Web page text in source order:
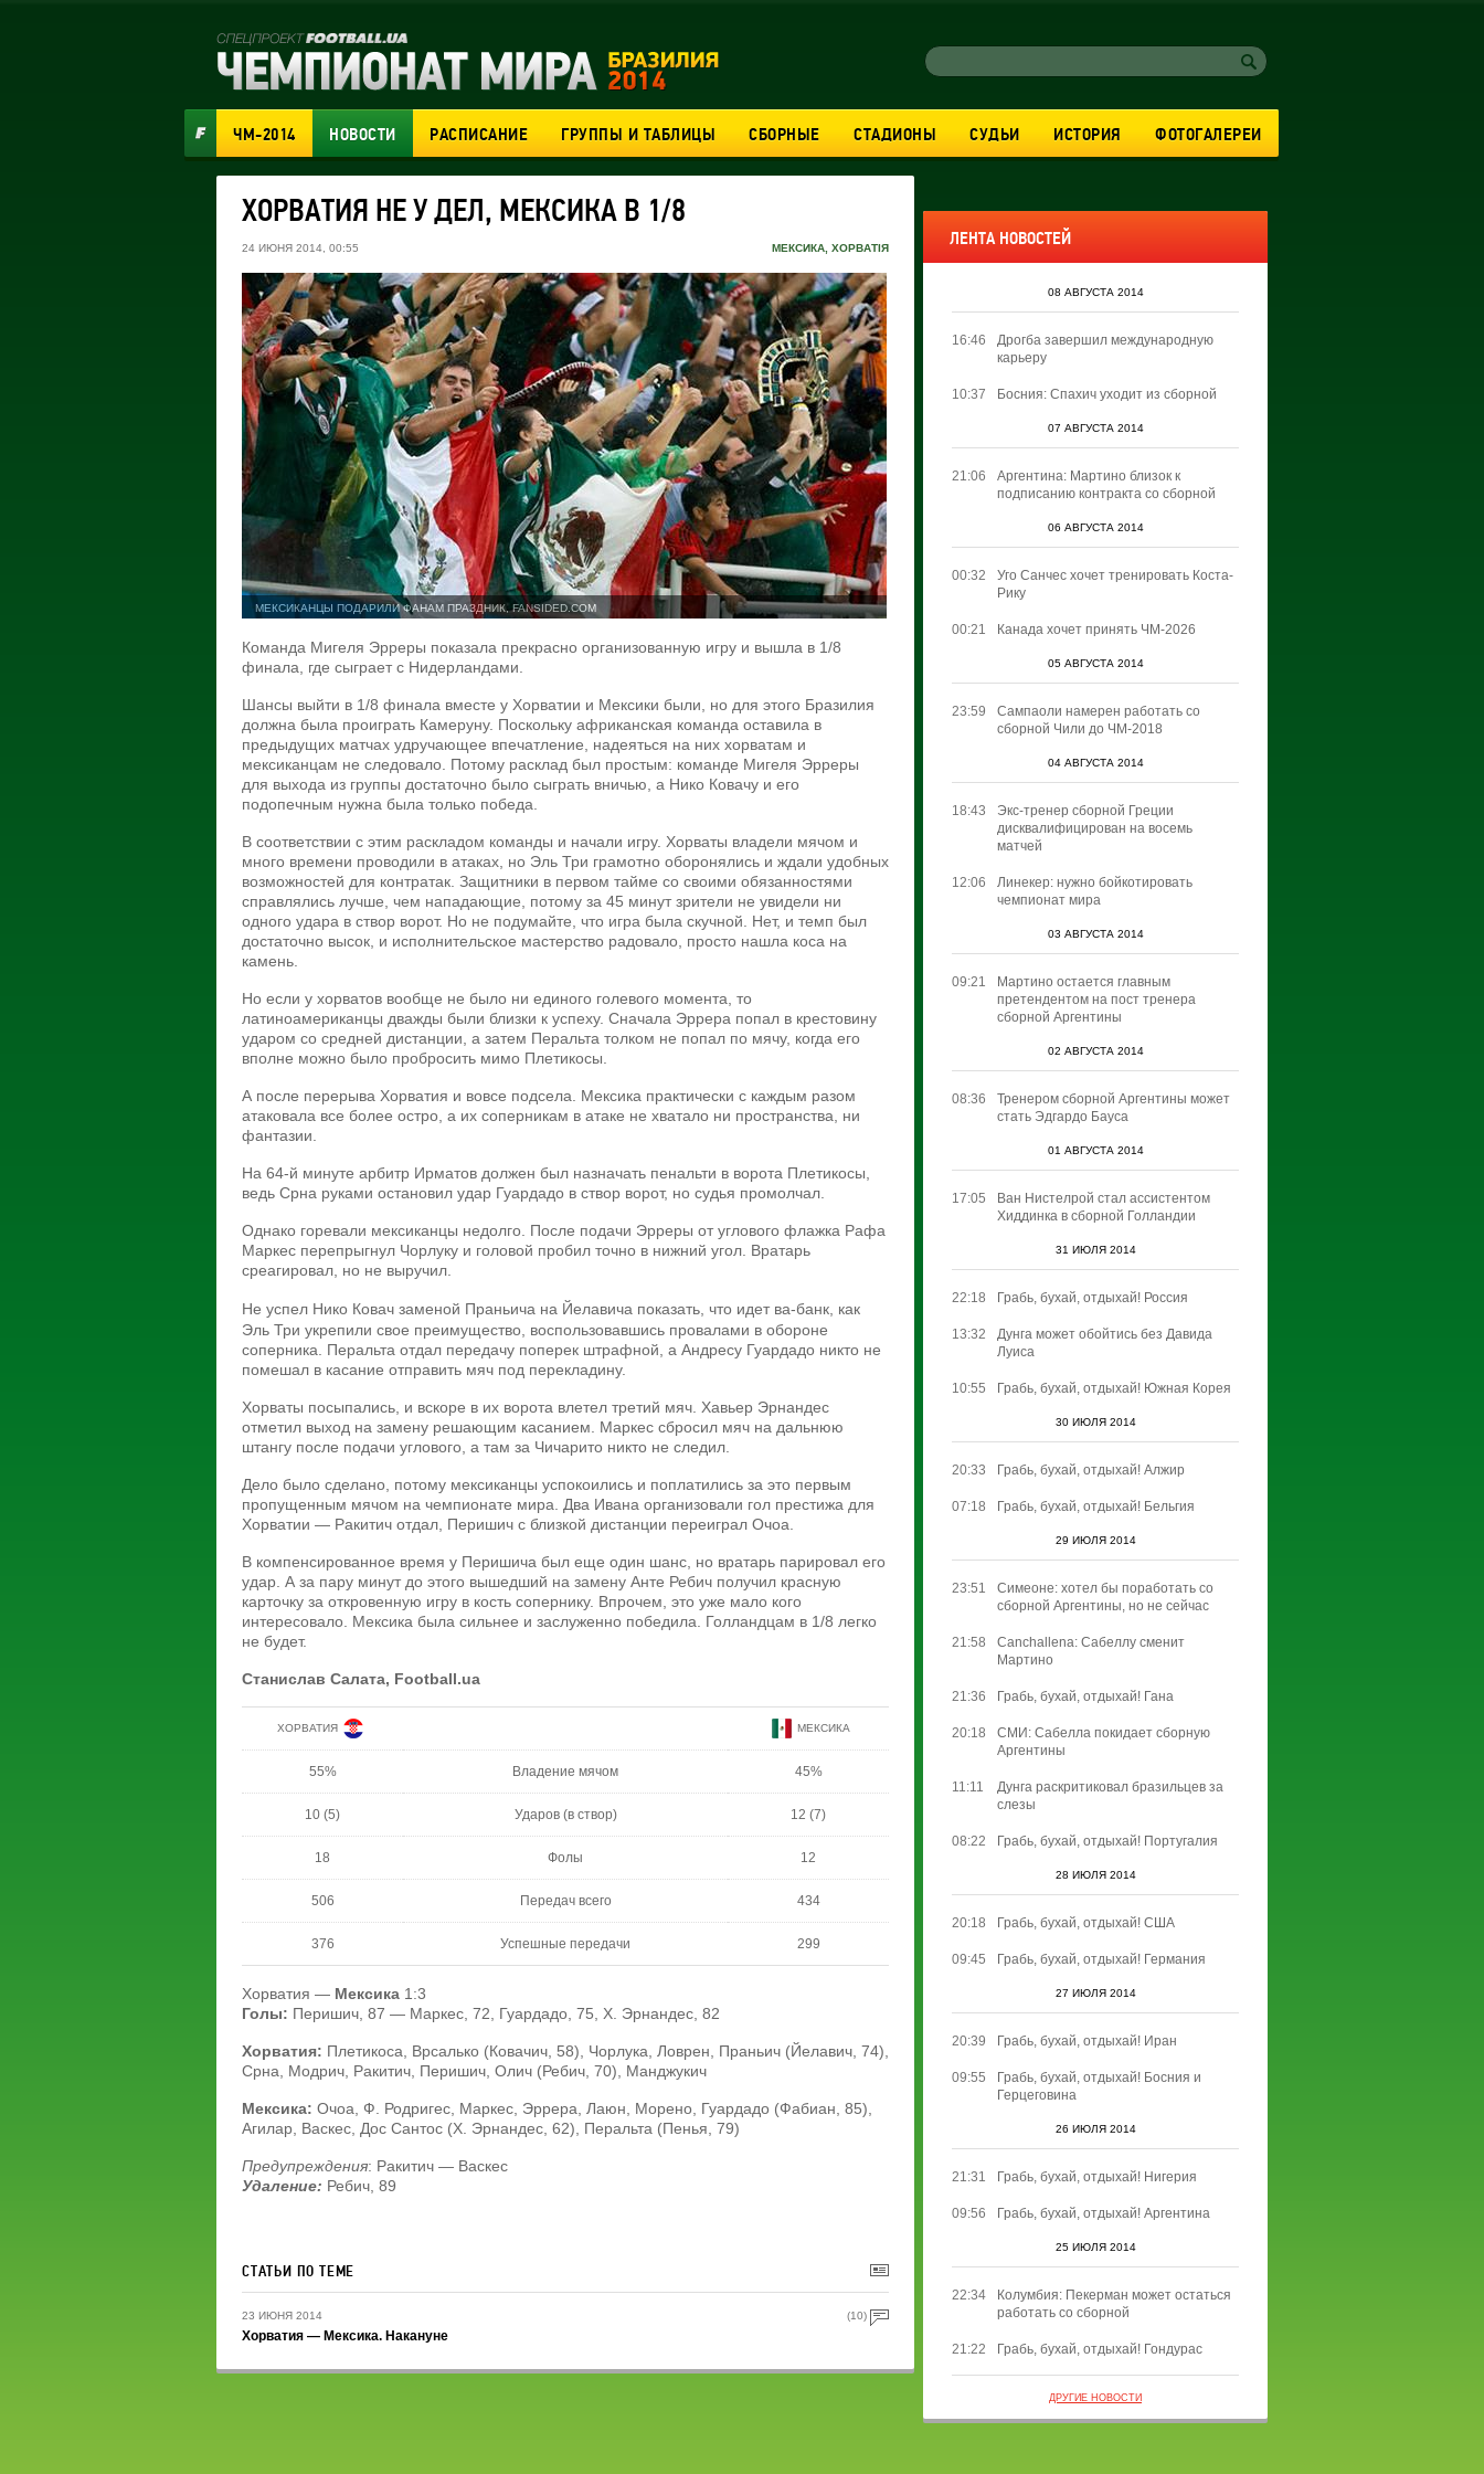
ЧМ-2014 НОВОСТИ РАСПИСАНИЕ ГРУППЫ И ТАБЛИЦЫ СБОРНЫЕ СТАДИОНЫ СУДЬИ ИСТОРИЯ ФОТОГАЛЕРЕИ
ХОРВАТИЯ НЕ У ДЕЛ, МЕКСИКА В 1/8
24 ИЮНЯ 2014, 00:55 МЕКСИКА ХОРВАТІЯ
МЕКСИКАНЦЫ ПОДАРИЛИ ФАНАМ ПРАЗДНИК, FANSIDED.COM
Команда Мигеля Эрреры показала прекрасно организованную игру и вышла в 1/8
финала, где сыграет с Нидерландами.
Шансы выйти в 1/8 финала вместе у Хорватии и Мексики были, но для этого Бразилия
должна была проиграть Камеруну. Поскольку африканская команда оставила в
предыдущих матчах удручающее впечатление, надеяться на них хорватам и
мексиканцам не следовало. Потому расклад был простым: команде Мигеля Эрреры
для выхода из группы достаточно было сыграть вничью, а Нико Ковачу и его
подопечным нужна была только победа.
В соответствии с этим раскладом команды и начали игру. Хорваты владели мячом и
много времени проводили в атаках, но Эль Три грамотно оборонялись и ждали удобных
возможностей для контратак. Защитники в первом тайме со своими обязанностями
справлялись лучше, чем нападающие, потому за 45 минут зрители не увидели ни
одного удара в створ ворот. Но не подумайте, что игра была скучной. Нет, и темп был
достаточно высок, и исполнительское мастерство радовало, просто нашла коса на
камень.
Но если у хорватов вообще не было ни единого голевого момента, то
латиноамериканцы дважды были близки к успеху. Сначала Эррера попал в крестовину
ударом со средней дистанции, а затем Перальта толком не попал по мячу, когда его
вполне можно было пробросить мимо Плетикосы.
А после перерыва Хорватия и вовсе подсела. Мексика практически с каждым разом
атаковала все более остро, а их соперникам в атаке не хватало ни пространства, ни
фантазии.
На 64-й минуте арбитр Ирматов должен был назначать пенальти в ворота Плетикосы,
ведь Срна руками остановил удар Гуардадо в створ ворот, но судья промолчал.
Однако горевали мексиканцы недолго. После подачи Эрреры от углового флажка Рафа
Маркес перепрыгнул Чорлуку и головой пробил точно в нижний угол. Вратарь
среагировал, но не выручил.
Не успел Нико Ковач заменой Праньича на Йелавича показать, что идет ва-банк, как
Эль Три укрепили свое преимущество, воспользовавшись провалами в обороне
соперника. Перальта отдал передачу поперек штрафной, а Андресу Гуардадо никто не
помешал в касание отправить мяч под перекладину.
Хорваты посыпались, и вскоре в их ворота влетел третий мяч. Хавьер Эрнандес
отметил выход на замену решающим касанием. Маркес сбросил мяч на дальнюю
штангу после подачи углового, а там за Чичарито никто не следил.
Дело было сделано, потому мексиканцы успокоились и поплатились за это первым
пропущенным мячом на чемпионате мира. Два Ивана организовали гол престижа для
Хорватии — Ракитич отдал, Перишич с близкой дистанции переиграл Очоа.
В компенсированное время у Перишича был еще один шанс, но вратарь парировал его
удар. А за пару минут до этого вышедший на замену Анте Ребич получил красную
карточку за откровенную игру в кость сопернику. Впрочем, это уже мало кого
интересовало. Мексика была сильнее и заслуженно победила. Голландцам в 1/8 легко
не будет.
Станислав Салата, Football.ua
ХОРВАТИЯ МЕКСИКА
55% Владение мячом 45%
10 (5) Ударов (в створ) 12 (7)
18 Фолы 12
506 Передач всего 434
376 Успешные передачи 299
Хорватия — Мексика 1:3
Голы: Перишич, 87 — Маркес, 72, Гуардадо, 75, Х. Эрнандес, 82
Хорватия: Плетикоса, Врсалько (Ковачич, 58), Чорлука, Ловрен, Праньич (Йелавич, 74),
Срна, Модрич, Ракитич, Перишич, Олич (Ребич, 70), Манджукич
Мексика: Очоа, Ф. Родригес, Маркес, Эррера, Лаюн, Морено, Гуардадо (Фабиан, 85),
Агилар, Васкес, Дос Сантос (Х. Эрнандес, 62), Перальта (Пенья, 79)
Предупреждения: Ракитич — Васкес
Удаление: Ребич, 89
СТАТЬИ ПО ТЕМЕ
23 ИЮНЯ 2014 (10)
Хорватия — Мексика. Накануне
ЛЕНТА НОВОСТЕЙ
08 АВГУСТА 2014
16:46
Дрогба завершил международную
карьеру
10:37 Босния: Спахич уходит из сборной
07 АВГУСТА 2014
21:06
Аргентина: Мартино близок к
подписанию контракта со сборной
06 АВГУСТА 2014
00:32
Уго Санчес хочет тренировать Коста-
Рику
00:21 Канада хочет принять ЧМ-2026
05 АВГУСТА 2014
23:59
Сампаоли намерен работать со
сборной Чили до ЧМ-2018
04 АВГУСТА 2014
18:43
Экс-тренер сборной Греции
дисквалифицирован на восемь
матчей
12:06
Линекер: нужно бойкотировать
чемпионат мира
03 АВГУСТА 2014
09:21
Мартино остается главным
претендентом на пост тренера
сборной Аргентины
02 АВГУСТА 2014
08:36
Тренером сборной Аргентины может
стать Эдгардо Бауса
01 АВГУСТА 2014
17:05
Ван Нистелрой стал ассистентом
Хиддинка в сборной Голландии
31 ИЮЛЯ 2014
22:18 Грабь, бухай, отдыхай! Россия
13:32
Дунга может обойтись без Давида
Луиса
10:55 Грабь, бухай, отдыхай! Южная Корея
30 ИЮЛЯ 2014
20:33 Грабь, бухай, отдыхай! Алжир
07:18 Грабь, бухай, отдыхай! Бельгия
29 ИЮЛЯ 2014
23:51
Симеоне: хотел бы поработать со
сборной Аргентины, но не сейчас
21:58
Canchallena: Сабеллу сменит
Мартино
21:36 Грабь, бухай, отдыхай! Гана
20:18
СМИ: Сабелла покидает сборную
Аргентины
11:11
Дунга раскритиковал бразильцев за
слезы
08:22 Грабь, бухай, отдыхай! Португалия
28 ИЮЛЯ 2014
20:18 Грабь, бухай, отдыхай! США
09:45 Грабь, бухай, отдыхай! Германия
27 ИЮЛЯ 2014
20:39 Грабь, бухай, отдыхай! Иран
09:55
Грабь, бухай, отдыхай! Босния и
Герцеговина
26 ИЮЛЯ 2014
21:31 Грабь, бухай, отдыхай! Нигерия
09:56 Грабь, бухай, отдыхай! Аргентина
25 ИЮЛЯ 2014
22:34
Колумбия: Пекерман может остаться
работать со сборной
21:22 Грабь, бухай, отдыхай! Гондурас
ДРУГИЕ НОВОСТИ